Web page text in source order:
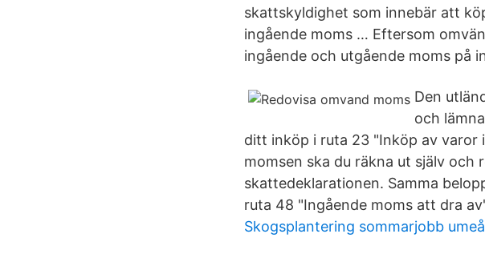
skattskyldighet som innebär att
ingående moms … Eftersom
ingående och utgående moms på
Den
och
ditt inköp i ruta 23 "Inköp av varor
momsen ska du räkna ut själv och
skattedeklarationen. Samma
ruta 48 "Ingående moms att dra
Skogsplantering sommarjobb umeå